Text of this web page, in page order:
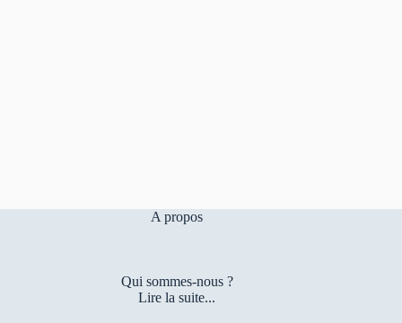
A propos
Qui sommes-nous ?
Lire la suite...